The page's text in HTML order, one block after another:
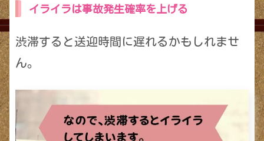
イライラは事故発生確率を上げる
渋滞すると送迎時間に遅れるかもしれませ
ん。